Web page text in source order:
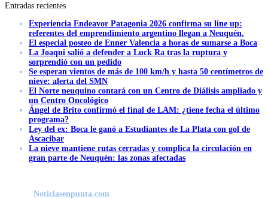
Entradas recientes
Experiencia Endeavor Patagonia 2026 confirma su line up:
referentes del emprendimiento argentino llegan a Neuquén.
El especial posteo de Enner Valencia a horas de sumarse a Boca
La Joaqui salió a defender a Luck Ra tras la ruptura y
sorprendió con un pedido
Se esperan vientos de más de 100 km/h y hasta 50 centímetros de
nieve: alerta del SMN
El Norte neuquino contará con un Centro de Diálisis ampliado y
un Centro Oncológico
Ángel de Brito confirmó el final de LAM: ¿tiene fecha el último
programa?
Ley del ex: Boca le ganó a Estudiantes de La Plata con gol de
Ascacibar
La nieve mantiene rutas cerradas y complica la circulación en
gran parte de Neuquén: las zonas afectadas
Noticiasenpunta.com